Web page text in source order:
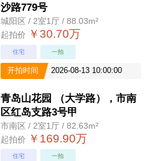
沙路779号
城阳区 / 2室1厅 / 88.03m²
起拍价 ￥30.70万
住宅 一拍
开拍时间 2026-08-13 10:00:00
青岛山花园 （大学路），市南
区红岛支路3号甲
市南区 / 2室1厅 / 82.63m²
起拍价 ￥169.90万
住宅 一拍